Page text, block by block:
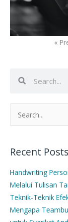
«
Search
for:
Recent Posts
Handwriting
Melalui Tulisan
Teknik-Teknik
Mengapa